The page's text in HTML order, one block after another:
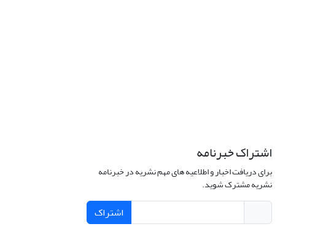
اشتراک خبرنامه
برای دریافت اخبار و اطلاعیه های مهم نشریه در خبرنامه
نشریه مشترک شوید.
اشتراک